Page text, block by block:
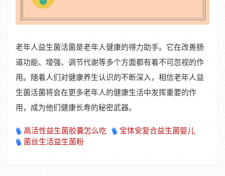
老年人益生菌活菌是老年人健康的得力助手。它在改善肠
道功能、增强、调节代谢等多个方面都有着不可忽视的作
用。随着人们对健康养生认识的不断深入，相信老年人益
生菌活菌将会在更多老年人的健康生活中发挥重要的作
用，成为他们健康长寿的秘密武器。
高活性益生菌胶囊怎么吃
宝体安复合益生菌婴儿
菌丝生活益生菌粉